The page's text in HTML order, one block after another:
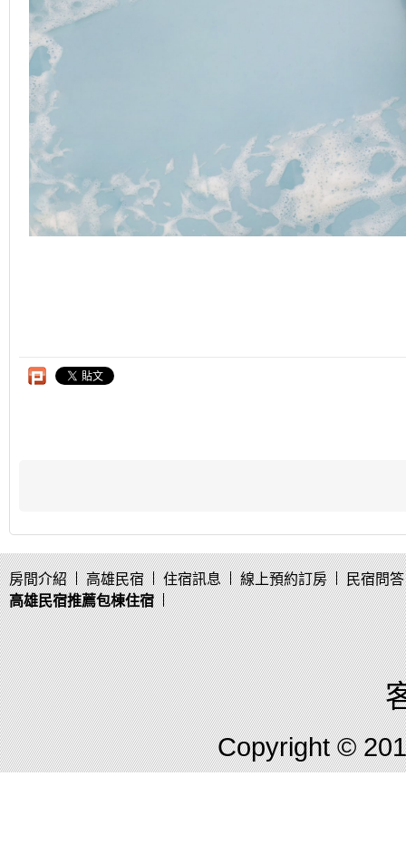
房間介紹 高雄民宿 住宿訊息 線上預約訂房
民宿問答
高雄民宿推薦包棟住宿
Copyright ©